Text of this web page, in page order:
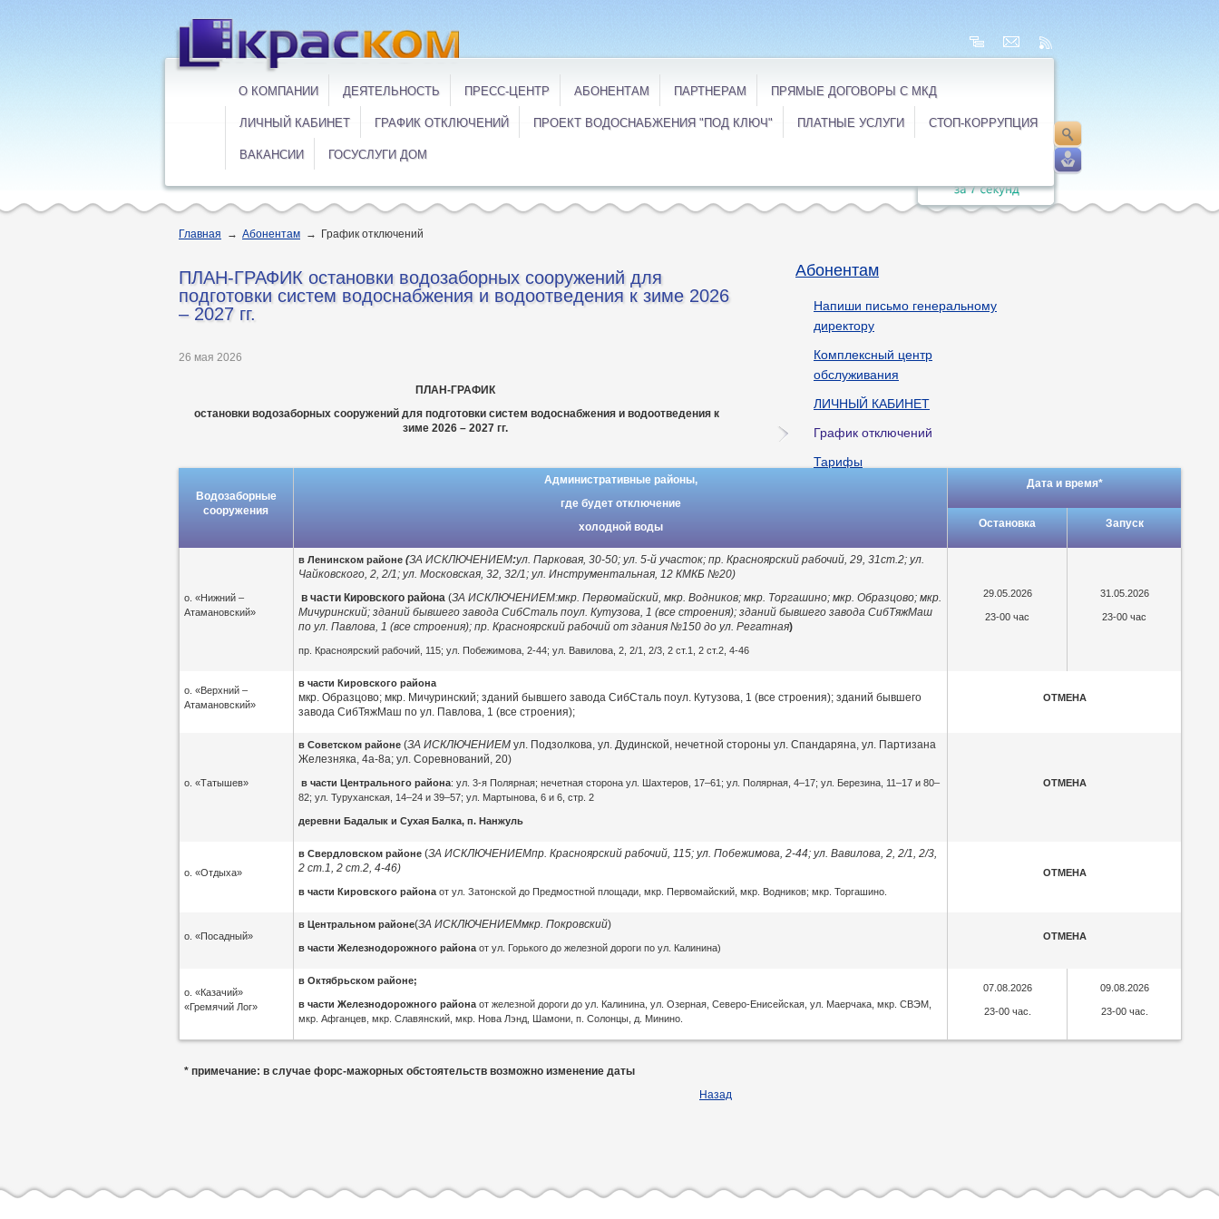
О КОМПАНИИ ДЕЯТЕЛЬНОСТЬ ПРЕСС-ЦЕНТР АБОНЕНТАМ ПАРТНЕРАМ ПРЯМЫЕ ДОГОВОРЫ С МКД
ЛИЧНЫЙ КАБИНЕТ ГРАФИК ОТКЛЮЧЕНИЙ ПРОЕКТ ВОДОСНАБЖЕНИЯ "ПОД КЛЮЧ" ПЛАТНЫЕ УСЛУГИ СТОП-КОРРУПЦИЯ
ВАКАНСИИ ГОСУСЛУГИ ДОМ
Главная → Абонентам → График отключений
ПЛАН-ГРАФИК остановки водозаборных сооружений для
подготовки систем водоснабжения и водоотведения к зиме 2026
– 2027 гг.
26 мая 2026
ПЛАН-ГРАФИК
остановки водозаборных сооружений для подготовки систем водоснабжения и водоотведения к
зиме 2026 – 2027 гг.
Водозаборные
сооружения
Административные районы,
где будет отключение
холодной воды
Дата и время*
Остановка Запуск
о. «Нижний –
Атамановский»
в Ленинском районе (ЗА ИСКЛЮЧЕНИЕМ:ул. Парковая, 30-50; ул. 5-й участок; пр. Красноярский рабочий, 29, 31ст.2; ул.
Чайковского, 2, 2/1; ул. Московская, 32, 32/1; ул. Инструментальная, 12 КМКБ №20)
в части Кировского района (ЗА ИСКЛЮЧЕНИЕМ:мкр. Первомайский, мкр. Водников; мкр. Торгашино; мкр. Образцово; мкр.
Мичуринский; зданий бывшего завода СибСталь поул. Кутузова, 1 (все строения); зданий бывшего завода СибТяжМаш
по ул. Павлова, 1 (все строения); пр. Красноярский рабочий от здания №150 до ул. Регатная)
пр. Красноярский рабочий, 115; ул. Побежимова, 2-44; ул. Вавилова, 2, 2/1, 2/3, 2 ст.1, 2 ст.2, 4-46
29.05.2026
23-00 час
31.05.2026
23-00 час
о. «Верхний –
Атамановский»
в части Кировского района
мкр. Образцово; мкр. Мичуринский; зданий бывшего завода СибСталь поул. Кутузова, 1 (все строения); зданий бывшего
завода СибТяжМаш по ул. Павлова, 1 (все строения);
ОТМЕНА
о. «Татышев»
в Советском районе (ЗА ИСКЛЮЧЕНИЕМ ул. Подзолкова, ул. Дудинской, нечетной стороны ул. Спандаряна, ул. Партизана
Железняка, 4а-8а; ул. Соревнований, 20)
в части Центрального района: ул. 3-я Полярная; нечетная сторона ул. Шахтеров, 17–61; ул. Полярная, 4–17; ул. Березина, 11–17 и 80–
82; ул. Туруханская, 14–24 и 39–57; ул. Мартынова, 6 и 6, стр. 2
деревни Бадалык и Сухая Балка, п. Нанжуль
ОТМЕНА
о. «Отдыха»
в Свердловском районе (ЗА ИСКЛЮЧЕНИЕМпр. Красноярский рабочий, 115; ул. Побежимова, 2-44; ул. Вавилова, 2, 2/1, 2/3,
2 ст.1, 2 ст.2, 4-46)
в части Кировского района от ул. Затонской до Предмостной площади, мкр. Первомайский, мкр. Водников; мкр. Торгашино.
ОТМЕНА
о. «Посадный»
в Центральном районе(ЗА ИСКЛЮЧЕНИЕМмкр. Покровский)
в части Железнодорожного района от ул. Горького до железной дороги по ул. Калинина)
ОТМЕНА
о. «Казачий»
«Гремячий Лог»
в Октябрьском районе;
в части Железнодорожного района от железной дороги до ул. Калинина, ул. Озерная, Северо-Енисейская, ул. Маерчака, мкр. СВЭМ,
мкр. Афганцев, мкр. Славянский, мкр. Нова Лэнд, Шамони, п. Солонцы, д. Минино.
07.08.2026
23-00 час.
09.08.2026
23-00 час.
* примечание: в случае форс-мажорных обстоятельств возможно изменение даты
Назад
Абонентам
Напиши письмо генеральному
директору
Комплексный центр
обслуживания
ЛИЧНЫЙ КАБИНЕТ
График отключений
Тарифы
Сибирской теплосбытовой
Платные услуги
Рекомендации по разработке и
Архив
1
12